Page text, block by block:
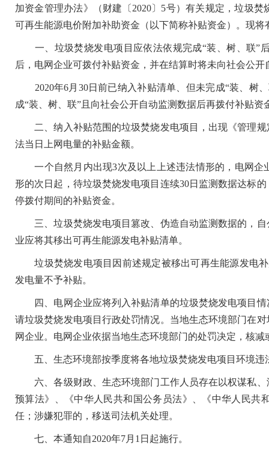
加资金管理办法》（财建〔2020〕5号）有关规定，垃圾
可再生能源电价附加补助资金（以下简称补贴资金）。现将
一、垃圾焚烧发电项目应依法依规完成“装、树、联”
后，电网企业可拨付补贴资金，并在结算时将未向社会公
2020年6月30日前已纳入补贴清单、但未完成“装、树
成“装、树、联”且向社会公开自动监测数据后再拨付补贴资
二、纳入补贴范围的垃圾焚烧发电项目，出现《管理规
法当日上网电量的补贴金额。
一个自然月内出现3次及以上上述违法情形的，电网企
形的次日起，待垃圾焚烧发电项目连续30日监测数据达标
停拨付期间的补贴资金。
三、垃圾焚烧发电项目篡改、伪造自动监测数据的，自
业应将其移出可再生能源发电补贴清单。
垃圾焚烧发电项目因前述规定被移出可再生能源发电补
发电量不予补贴。
四、电网企业应将列入补贴清单的垃圾焚烧发电项目情
请垃圾焚烧发电项目行政处罚情况。当地生态环境部门在
网企业。电网企业依据当地生态环境部门的处罚决定，核
五、生态环境部按季度将各地垃圾焚烧发电项目环境违
六、各级财政、生态环境部门工作人员存在以权谋私、
预算法》、《中华人民共和国公务员法》、《中华人民共
任；涉嫌犯罪的，移送司法机关处理。
七、本通知自2020年7月1日起施行。